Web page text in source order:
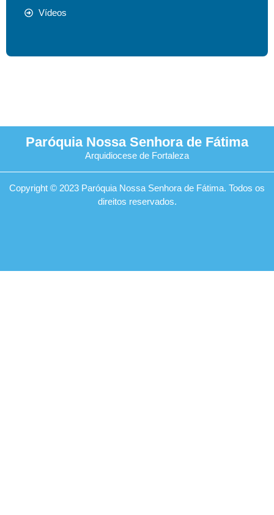
Vídeos
Paróquia Nossa Senhora de Fátima
Arquidiocese de Fortaleza
Copyright © 2023 Paróquia Nossa Senhora de Fátima. Todos os
direitos reservados.